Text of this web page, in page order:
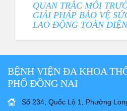
QUAN TRẮC MÔI
GIẢI PHÁP BẢO VỆ
LAO ĐỘNG TOÀN DIỆN
BỆNH VIỆN ĐA KHOA
PHỐ ĐỒNG NAI
Số 234, Quốc Lộ 1, Phường